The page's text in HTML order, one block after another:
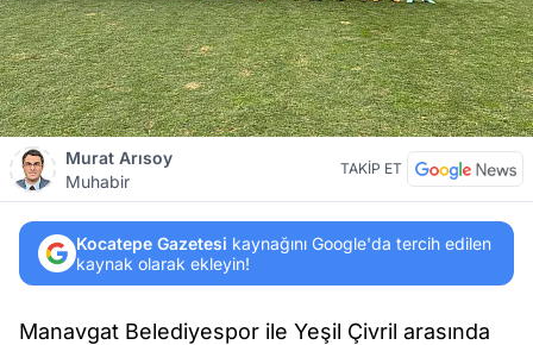
Murat Arısoy
Muhabir
TAKİP ET
Kocatepe Gazetesi kaynağını Google'da tercih edilen
kaynak olarak ekleyin!
Manavgat Belediyespor ile Yeşil Çivril arasında